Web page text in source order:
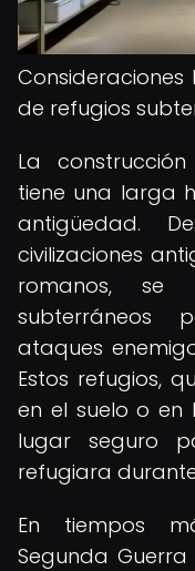
de refugios
La
tiene una larga
antigüedad.
civilizaciones
romanos, se
subterráneos
ataques
Estos refugios,
en el suelo o
lugar seguro
refugiara
En tiempos
Segunda